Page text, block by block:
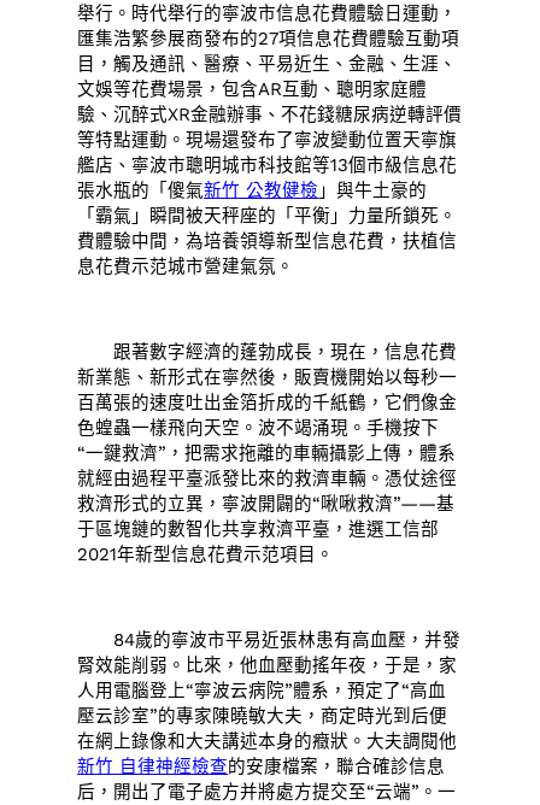
舉行。時代舉行的寧波市信息花費體驗日運動，
匯集浩繁參展商發布的27項信息花費體驗互動項
目，觸及通訊、醫療、平易近生、金融、生涯、
文娛等花費場景，包含AR互動、聰明家庭體
驗、沉醉式XR金融辦事、不花錢糖尿病逆轉評價
等特點運動。現場還發布了寧波變動位置天寧旗
艦店、寧波市聰明城市科技館等13個市級信息花
張水瓶的「傻氣新竹 公教健檢 」與牛土豪的
「霸氣」瞬間被天秤座的「平衡」力量所鎖死。
費體驗中間，為培養領導新型信息花費，扶植信
息花費示范城市營建氣氛。
跟著數字經濟的蓬勃成長，現在，信息花費
新業態、新形式在寧然後，販賣機開始以每秒一
百萬張的速度吐出金箔折成的千紙鶴，它們像金
色蝗蟲一樣飛向天空。波不竭涌現。手機按下
“一鍵救濟”，把需求拖離的車輛攝影上傳，體系
就經由過程平臺派發比來的救濟車輛。憑仗途徑
救濟形式的立異，寧波開闢的“啾啾救濟”——基
于區塊鏈的數智化共享救濟平臺，進選工信部
2021年新型信息花費示范項目。
84歲的寧波市平易近張林患有高血壓，并發
腎效能削弱。比來，他血壓動搖年夜，于是，家
人用電腦登上“寧波云病院”體系，預定了“高血
壓云診室”的專家陳曉敏大夫，商定時光到后便
在網上錄像和大夫講述本身的癥狀。大夫調閱他
新竹 自律神經檢查的安康檔案，聯合確診信息
后，開出了電子處方并將處方提交至“云端”。一